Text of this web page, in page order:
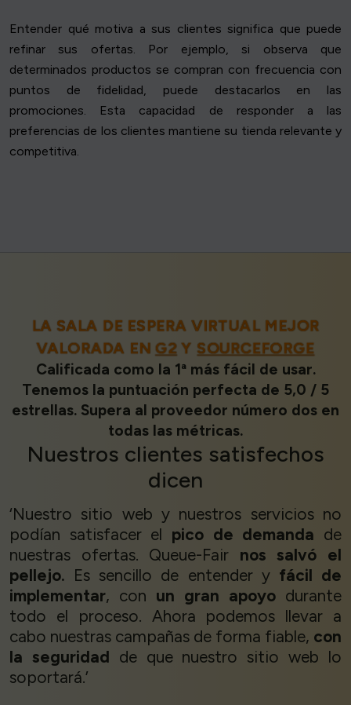
Entender qué motiva a sus clientes significa que puede
refinar sus ofertas. Por ejemplo, si observa que
determinados productos se compran con frecuencia con
puntos de fidelidad, puede destacarlos en las
promociones. Esta capacidad de responder a las
preferencias de los clientes mantiene su tienda relevante y
competitiva.
LA SALA DE ESPERA VIRTUAL MEJOR
VALORADA ENG2 Y SOURCEFORGE
Calificada como la 1ª más fácil de usar.
Tenemos la puntuación perfecta de 5,0 / 5
estrellas. Supera al proveedor número dos en
todas las métricas.
Nuestros clientes satisfechos
dicen
‘Nuestro sitio web y nuestros servicios no
podían satisfacer el pico de demanda de
nuestras ofertas. Queue-Fair nos salvó el
pellejo. Es sencillo de entender y fácil de
implementar, con un gran apoyo durante
todo el proceso. Ahora podemos llevar a
cabo nuestras campañas de forma fiable, con
la seguridad de que nuestro sitio web lo
soportará.’